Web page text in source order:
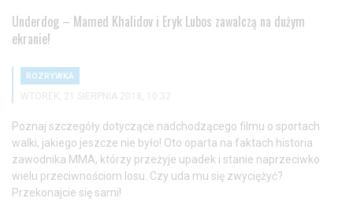
Underdog – Mamed Khalidov i Eryk Lubos zawalczą na dużym
ekranie!
ROZRYWKA
WTOREK, 21 SIERPNIA 2018, 10:32
Poznaj szczegóły dotyczące nadchodzącego filmu o sportach
walki, jakiego jeszcze nie było! Oto oparta na faktach historia
zawodnika MMA, którzy przeżyje upadek i stanie naprzeciwko
wielu przeciwnościom losu. Czy uda mu się zwyciężyć?
Przekonajcie się sami!